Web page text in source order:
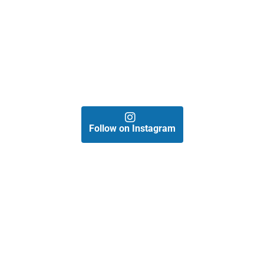
Follow on Instagram